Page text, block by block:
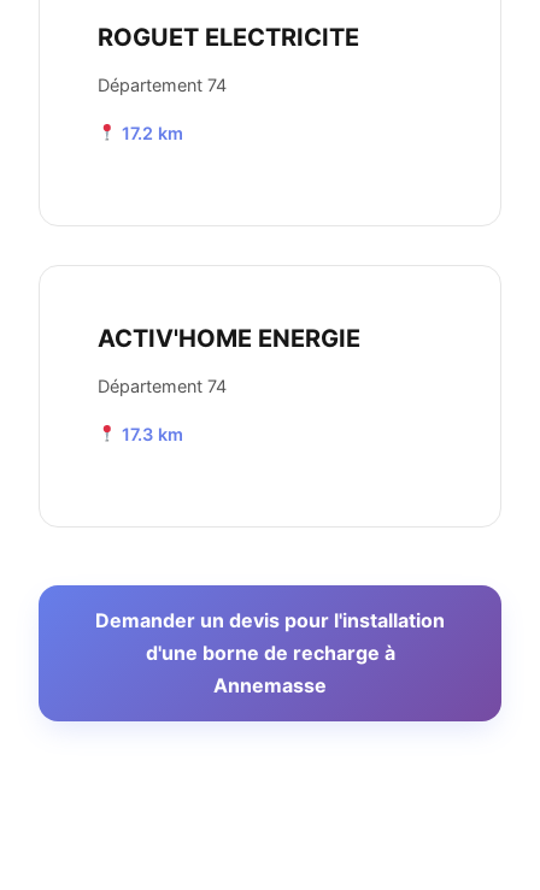
ROGUET ELECTRICITE
Département 74
17.2 km
ACTIV'HOME ENERGIE
Département 74
17.3 km
Demander un devis pour l'installation
d'une borne de recharge à
Annemasse